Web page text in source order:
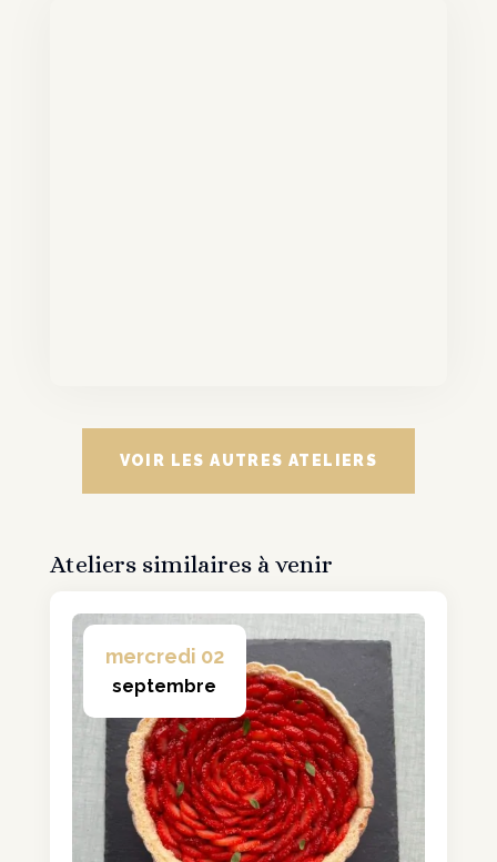
VOIR LES AUTRES ATELIERS
Ateliers similaires à venir
mercredi 02
septembre